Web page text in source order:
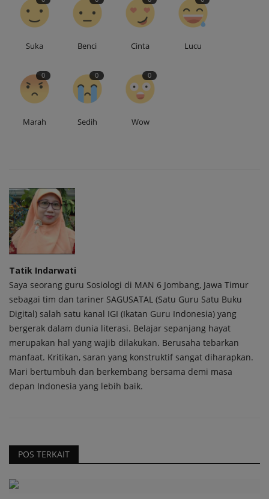
Suka Benci Cinta Lucu
0
Marah
0
Sedih
0
Wow
Tatik Indarwati
Saya seorang guru Sosiologi di MAN 6 Jombang, Jawa Timur
sebagai tim dan tariner SAGUSATAL (Satu Guru Satu Buku
Digital) salah satu kanal IGI (Ikatan Guru Indonesia) yang
bergerak dalam dunia literasi. Belajar sepanjang hayat
merupakan hal yang wajib dilakukan. Berusaha tebarkan
manfaat. Kritikan, saran yang konstruktif sangat diharapkan.
Mari bertumbuh dan berkembang bersama demi masa
depan Indonesia yang lebih baik.
POS TERKAIT